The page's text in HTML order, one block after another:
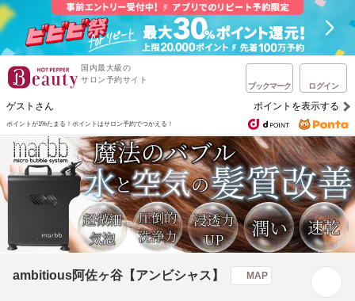
国内最大級の
サロン予約サイト
ブックマーク ログイン
ゲストさん ポイントを表示する
ポイントが1%たまる！ ポイントはサロン予約でつかえる！
ambitious阿佐ヶ谷【アンビシャス】 MAP